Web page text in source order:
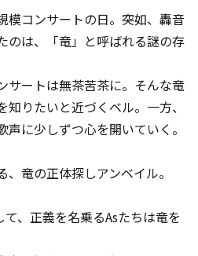
模コンサートの日。突如、轟音
のは、「竜」と呼ばれる謎の存
サートは無茶苦茶に。そんな竜
りたいと近づくベル。一方、
に少しずつ心を開いていく。
竜の正体探しアンベイル。
、正義を名乗るAsたちは竜を